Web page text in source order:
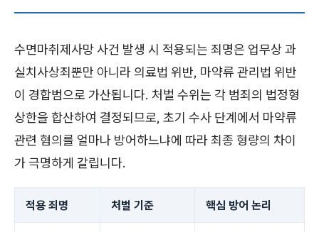
수면마취제사망 사건 발생 시 적용되는 죄명은 업무상 과
실치사상죄뿐만 아니라 의료법 위반, 마약류 관리법 위반
이 경합범으로 가산됩니다. 처벌 수위는 각 범죄의 법정형
상한을 합산하여 결정되므로, 초기 수사 단계에서 마약류
관련 혐의를 얼마나 방어하느냐에 따라 최종 형량의 차이
가 극명하게 갈립니다.
적용 죄명 처벌 기준 핵심 방어 논리